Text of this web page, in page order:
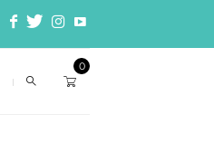
0